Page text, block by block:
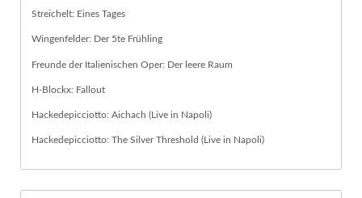
Streichelt: Eines Tages
Wingenfelder: Der 5te Frühling
Freunde der Italienischen Oper: Der leere Raum
H-Blockx: Fallout
Hackedepicciotto: Aichach (Live in Napoli)
Hackedepicciotto: The Silver Threshold (Live in Napoli)